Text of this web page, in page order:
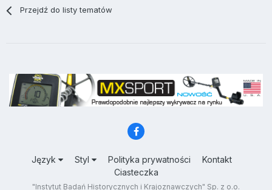
Przejdź do listy tematów
Język Styl Polityka prywatności
Kontakt
Ciasteczka
"Instytut Badań Historycznych i Krajoznawczych" Sp. z o.o.